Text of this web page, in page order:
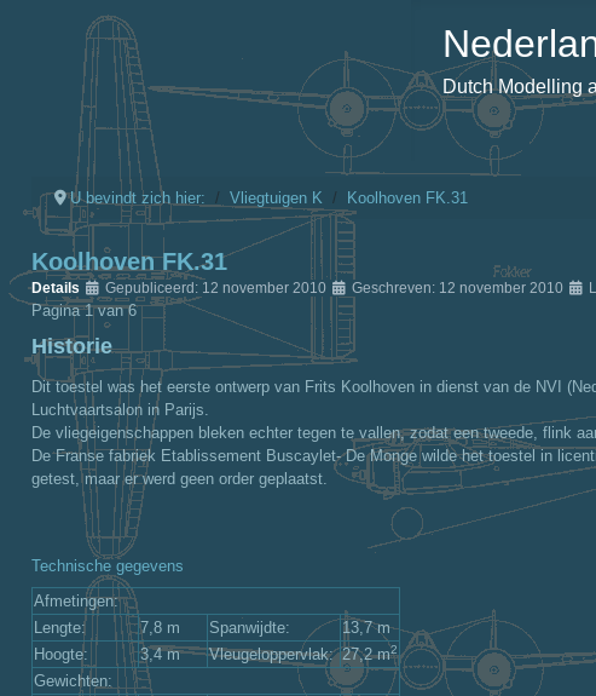
Dutch Modelling
U bevindt zich hier: Vliegtuigen K Koolhoven FK.31
Koolhoven FK.31
Details Gepubliceerd: 12 november 2010 Geschreven: 12 november 2010
Pagina 1 van 6
Historie
Dit toestel was het eerste ontwerp van Frits Koolhoven in dienst van de NVI
Luchtvaartsalon in Parijs.
De vliegeigenschappen bleken echter tegen te vallen, zodat een tweede, flink
De Franse fabriek Etablissement Buscaylet- De Monge wilde het toestel in
getest, maar er werd geen order geplaatst.
Technische gegevens
Afmetingen:
Lengte:
7,8 m Spanwijdte:
13,7 m
Hoogte:
3,4 m Vleugeloppervlak: 27,2 m2
Gewichten: